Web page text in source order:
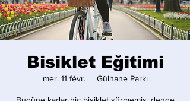
Bisiklet Eğitimi
mer. 11 févr.
  |
Gülhane Parkı